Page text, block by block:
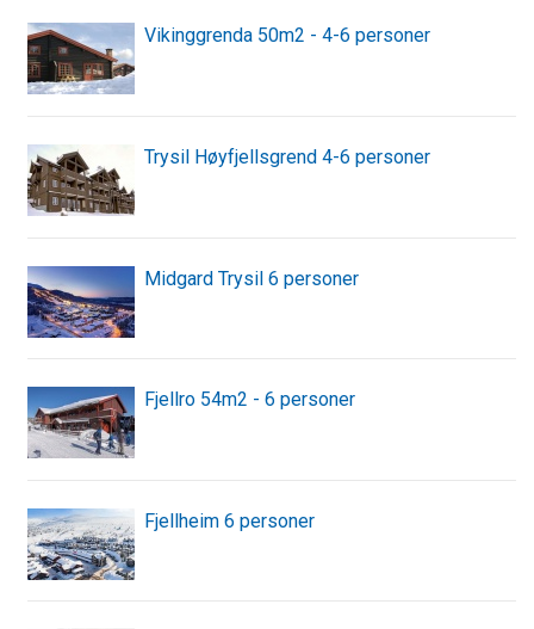
Vikinggrenda 50m2 - 4-6 personer
Trysil Høyfjellsgrend 4-6 personer
Midgard Trysil 6 personer
Fjellro 54m2 - 6 personer
Fjellheim 6 personer